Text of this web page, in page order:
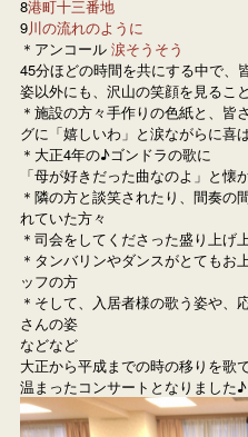
8港町十三番地
9川の流れのように
＊アンコール 涙そうそう
45分ほどの時間を共にする中で、
姿以外にも、沢山の笑顔を見るこ
＊施設の方々手作りの色紙と、
グに「嬉しいわ」と涙ながらに喜
＊大正4年の♪ゴンドラの歌に
「母が好きだった曲なのよ」と懐
＊隣の方と談笑されたり、間奏の
れていた方々
＊司会をしてくださった盛り上げ
＊タンバリンやダンスがとてもお
ッフの方
＊そして、入居者様の歌う姿や、
さんの姿
などなど
大正から平成までの時の移りを歌
温まったコンサートとなりました♪